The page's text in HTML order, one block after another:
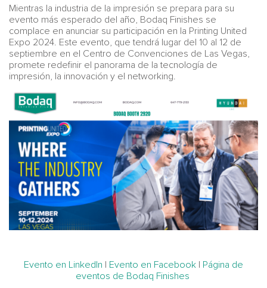
Mientras la industria de la impresión se prepara para su
evento más esperado del año, Bodaq Finishes se
complace en anunciar su participación en la Printing United
Expo 2024. Este evento, que tendrá lugar del 10 al 12 de
septiembre en el Centro de Convenciones de Las Vegas,
promete redefinir el panorama de la tecnología de
impresión, la innovación y el networking.
Evento en LinkedIn | Evento en Facebook | Página de
eventos de Bodaq Finishes